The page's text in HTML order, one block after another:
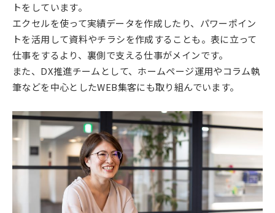
トをしています。
エクセルを使って実績データを作成したり、パワーポイン
トを活用して資料やチラシを作成することも。表に立って
仕事をするより、裏側で支える仕事がメインです。
また、DX推進チームとして、ホームページ運用やコラム執
筆などを中心としたWEB集客にも取り組んでいます。